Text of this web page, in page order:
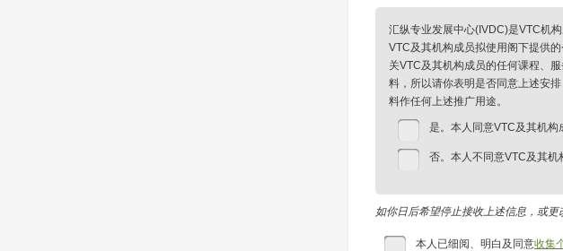
汇纵专业发展中心(IVDC)是VTC机构
VTC及其机构成员拟使用阁下提供
关VTC及其机构成员的任何课程、
料，所以请你表明是否同意上述安
料作任何上述推广用途。
是。本人同意VTC及其机构
否。本人不同意VTC及其机
如你日后希望停止接收上述信息，或
本人已细阅、明白及同意收集